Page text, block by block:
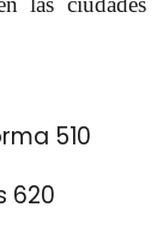
510
620